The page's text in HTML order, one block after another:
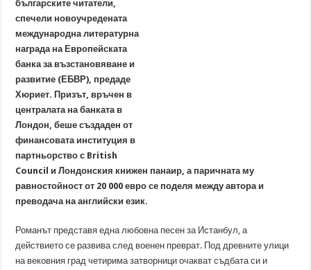
Виктор Юго: „Книгите са верни и безстрастни приятели“
българските читатели,
спечели новоучредената
международна литературна
награда на Европейската
банка за възстановяване и
развитие (ЕБВР), предаде
Хюриет. Призът, връчен в
централата на банката в
Лондон, беше създаден от
финансовата институция в
партньорство с British
Council и Лондонския книжен панаир, а паричната му
равностойност от 20 000 евро се поделя между автора и
преводача на английски език.
Романът представя една любовна песен за Истанбул, а
действието се развива след военен преврат. Под древните улици
на вековния град четирима затворници очакват съдбата си и